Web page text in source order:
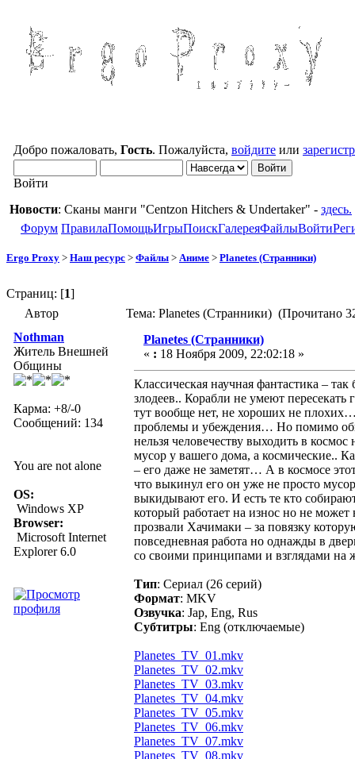
Добро пожаловать, Гость. Пожалуйста, войдите или
Войти
Новости: Сканы манги "Centzon Hitchers & Undertaker" - здесь.
Форум ПравилаПомощьИгрыПоискГалереяФайлыВойти
Ergo Proxy > Наш ресурс > Файлы > Аниме > Planetes (Странники)
Страниц: [1]
Автор
Тема: Planetes (Странники) (Прочитано
Nothman
Житель Внешней
Общины
Карма: +8/-0
Сообщений: 134
You are not alone
OS:
Windows XP
Browser:
Microsoft Internet
Explorer 6.0
Planetes (Странники)
« : 18 Ноября 2009, 22:02:18 »
Классическая научная фантастика –
злодеев.. Корабли не умеют
тут вообще нет, не хороших не
проблемы и убеждения… Но помимо
нельзя человечеству выходить в
мусор у вашего дома, а космические..
– его даже не заметят… А в космосе
что выкинул его он уже не просто
выкидывают его. И есть те кто
который работает на износ но не
прозвали Хачимаки – за повязку
повседневная работа но однажды в
со своими принципами и взглядами
Тип: Сериал (26 серий)
Формат: MKV
Озвучка: Jap, Eng, Rus
Субтитры: Eng (отключаемые)
Planetes_TV_01.mkv
Planetes_TV_02.mkv
Planetes_TV_03.mkv
Planetes_TV_04.mkv
Planetes_TV_05.mkv
Planetes_TV_06.mkv
Planetes_TV_07.mkv
Planetes_TV_08.mkv